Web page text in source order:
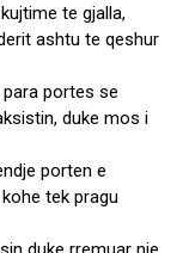
te gjalla,
ashtu te qeshur
portes se
duke mos i
porten e
tek pragu